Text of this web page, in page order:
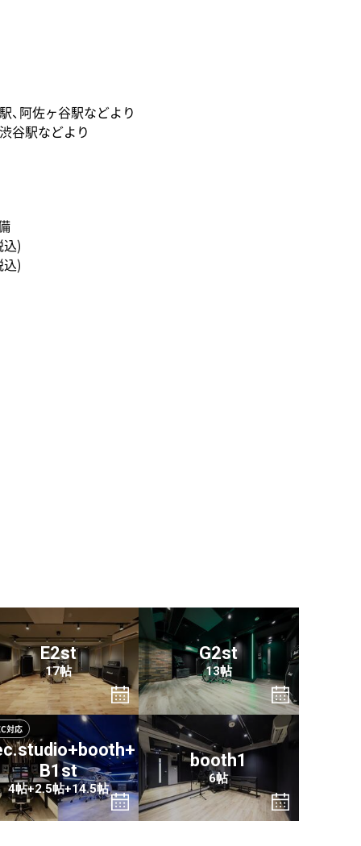
、阿佐ヶ谷駅などより
谷駅などより
)
)
E2st
17帖
G2st
13帖
対応
B1st
4帖+2.5帖+14.5帖
booth1
6帖